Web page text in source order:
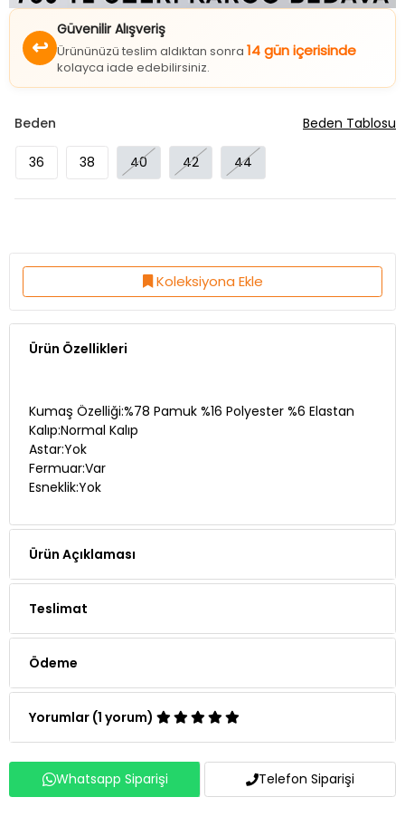
↩
Güvenilir Alışveriş
Ürününüzü teslim aldıktan sonra 14 gün içerisinde
kolayca iade edebilirsiniz.
Beden
36 38 40 42 44
Beden Tablosu
Koleksiyona Ekle
Ürün Özellikleri
Kumaş Özelliği:%78 Pamuk %16 Polyester %6 Elastan
Kalıp:Normal Kalıp
Astar:Yok
Fermuar:Var
Esneklik:Yok
Ürün Açıklaması
Teslimat
Ödeme
Yorumlar (1 yorum)
Whatsapp Siparişi Telefon Siparişi